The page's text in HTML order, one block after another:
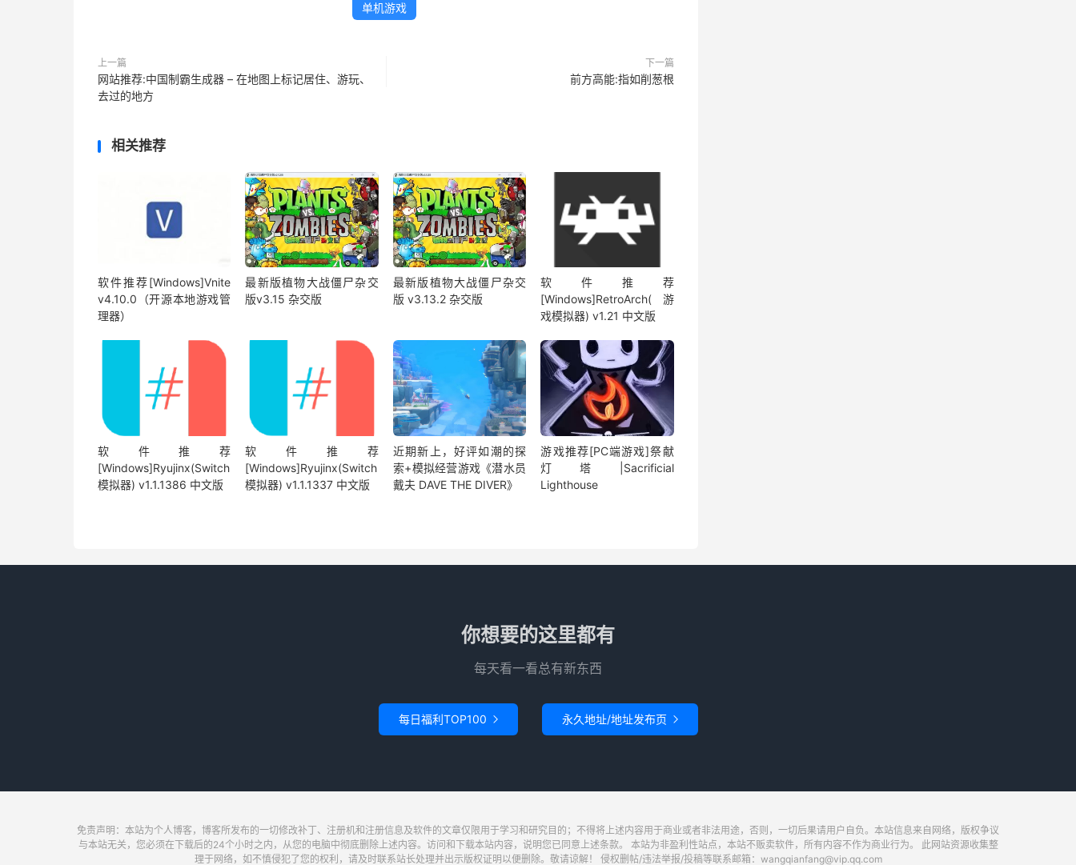
单机游戏
上一篇
网站推荐:中国制霸生成器 – 在地图上标记居住、游玩、
去过的地方
下一篇
前方高能:指如削葱根
相关推荐
软件推荐[Windows]Vnite
v4.10.0（开源本地游戏管
理器）
最新版植物大战僵尸杂交
版v3.15 杂交版
最新版植物大战僵尸杂交
版 v3.13.2 杂交版
软件推荐
[Windows]RetroArch(游
戏模拟器) v1.21 中文版
软件推荐
[Windows]Ryujinx(Switch
模拟器) v1.1.1386 中文版
软件推荐
[Windows]Ryujinx(Switch
模拟器) v1.1.1337 中文版
近期新上，好评如潮的探
索+模拟经营游戏《潜水员
戴夫 DAVE THE DIVER》
游戏推荐[PC端游戏]祭献
灯塔|Sacrificial
Lighthouse
你想要的这里都有
每天看一看总有新东西
每日福利TOP100  永久地址/地址发布页 
免责声明：本站为个人博客，博客所发布的一切修改补丁、注册机和注册信息及软件的文章仅限用于学习和研究目的；不得将上述内容用于商业或者非法用途，否则，一切后果请用户自负。本站信息来自网络，版权争议
与本站无关，您必须在下载后的24个小时之内，从您的电脑中彻底删除上述内容。访问和下载本站内容，说明您已同意上述条款。 本站为非盈利性站点，本站不贩卖软件，所有内容不作为商业行为。 此网站资源收集整
理于网络，如不慎侵犯了您的权利，请及时联系站长处理并出示版权证明以便删除。敬请谅解！ 侵权删帖/违法举报/投稿等联系邮箱：wangqianfang@vip.qq.com